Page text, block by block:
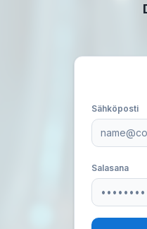
Sähköposti
Salasana